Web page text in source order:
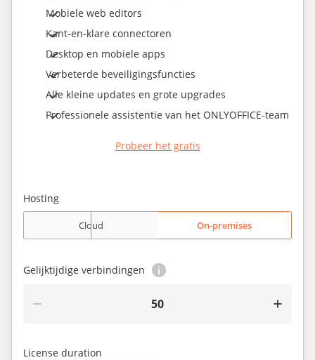
Mobiele web editors
Kant-en-klare connectoren
Desktop en mobiele apps
Verbeterde beveiligingsfuncties
Alle kleine updates en grote upgrades
Professionele assistentie van het ONLYOFFICE-team
Probeer het gratis
Hosting
Cloud On-premises
Gelijktijdige verbindingen
50
License duration